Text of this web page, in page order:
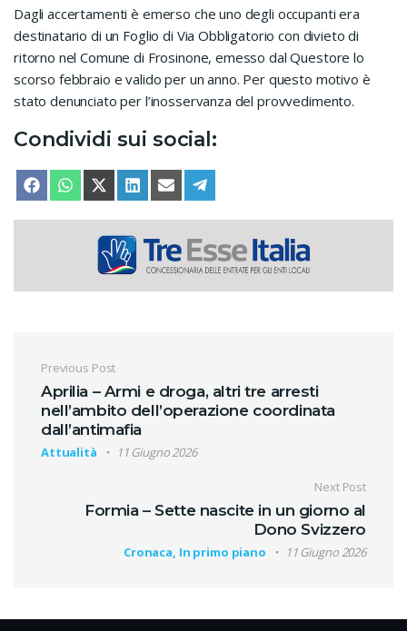
Dagli accertamenti è emerso che uno degli occupanti era
destinatario di un Foglio di Via Obbligatorio con divieto di
ritorno nel Comune di Frosinone, emesso dal Questore lo
scorso febbraio e valido per un anno. Per questo motivo è
stato denunciato per l’inosservanza del provvedimento.
Condividi sui social:
SHARE ON
FACEBOOKSHARE ON
WHATSAPPSHARE ON
X (TWITTER)
SHARE ON
LINKEDINSHARE ON
EMAIL
Navigazione articoli
Previous Post
Aprilia – Armi e droga, altri tre arresti
nell’ambito dell’operazione coordinata
dall’antimafia
Attualità 11 Giugno 2026
Next Post
Formia – Sette nascite in un giorno al
Dono Svizzero
Cronaca, In primo piano 11 Giugno 2026